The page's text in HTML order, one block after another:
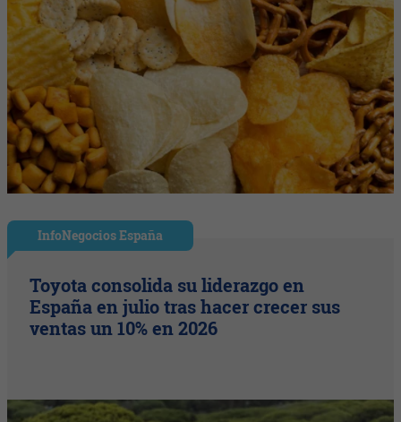
InfoNegocios España
Toyota consolida su liderazgo en
España en julio tras hacer crecer sus
ventas un 10% en 2026